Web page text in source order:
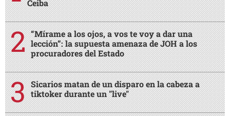
Ceiba
“Mírame a los ojos, a vos te voy a dar una
lección”: la supuesta amenaza de JOH a los
procuradores del Estado
Sicarios matan de un disparo en la cabeza a
tiktoker durante un "live"